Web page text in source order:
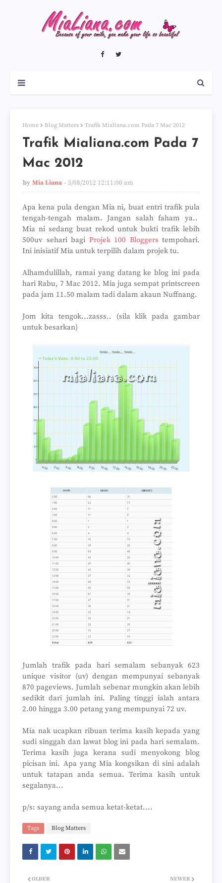
Home Blog Matters Trafik Mialiana.com Pada 7 Mac 2012
Trafik Mialiana.com Pada 7
Mac 2012
by Mia Liana 3/08/2012 12:11:00 am
Apa kena pula dengan Mia ni, buat entri trafik pula
tengah-tengah malam. Jangan salah faham ya..
Mia ni sedang buat rekod untuk bukti trafik lebih
500uv sehari bagi Projek 100 Bloggers tempohari.
Ini inisiatif Mia untuk terpilih dalam projek tu.
Alhamdulillah, ramai yang datang ke blog ini pada
hari Rabu, 7 Mac 2012. Mia juga sempat printscreen
pada jam 11.50 malam tadi dalam akaun Nuffnang.
Jom kita tengok...zasss.. (sila klik pada gambar
untuk besarkan)
Jumlah trafik pada hari semalam sebanyak 623
unique visitor (uv) dengan mempunyai sebanyak
870 pageviews. Jumlah sebenar mungkin akan lebih
sedikit dari jumlah ini. Paling tinggi ialah antara
2.00 hingga 3.00 petang yang mempunyai 72 uv.
Mia nak ucapkan ribuan terima kasih kepada yang
sudi singgah dan lawat blog ini pada hari semalam.
Terima kasih juga kerana sudi menyokong blog
picisan ini. Apa yang Mia kongsikan di sini adalah
untuk tatapan anda semua. Terima kasih untuk
segalanya...
p/s: sayang anda semua ketat-ketat....
Tags Blog Matters
NEWER
OLDER